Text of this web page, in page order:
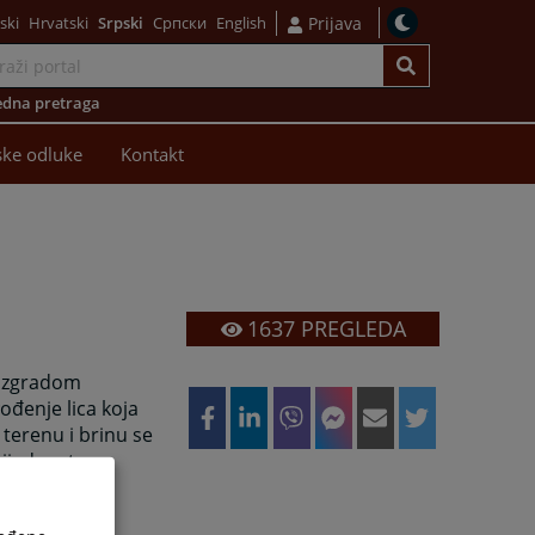
Hrvatski Srpski Српски English Prijava
pretraga
odluke Kontakt
lica koja
terenu i brinu se
1637PREGLEDA